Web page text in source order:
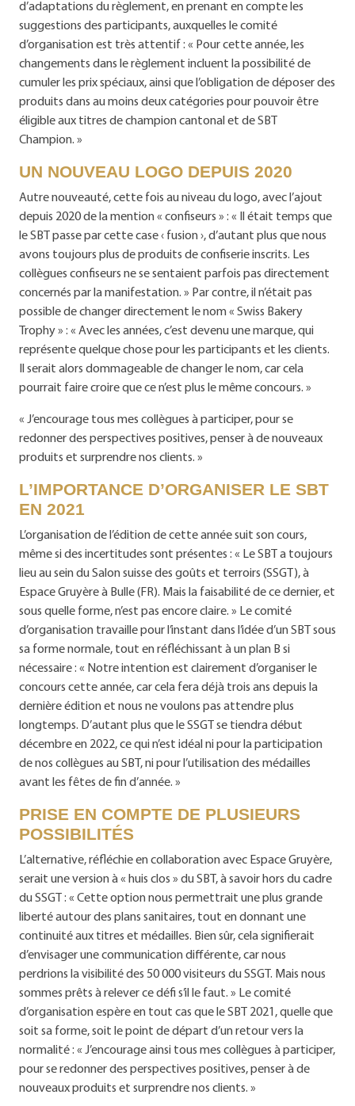
d’adaptations du règlement, en prenant en compte les
suggestions des participants, auxquelles le comité
d’organisation est très attentif : « Pour cette année, les
changements dans le règlement incluent la possibilité de
cumuler les prix spéciaux, ainsi que l’obligation de déposer des
produits dans au moins deux catégories pour pouvoir être
éligible aux titres de champion cantonal et de SBT
Champion. »
UN NOUVEAU LOGO DEPUIS 2020
Autre nouveauté, cette fois au niveau du logo, avec l’ajout
depuis 2020 de la mention « confiseurs » : « Il était temps que
le SBT passe par cette case ‹ fusion ›, d’autant plus que nous
avons toujours plus de produits de confiserie inscrits. Les
collègues confiseurs ne se sentaient parfois pas directement
concernés par la manifestation. » Par contre, il n’était pas
possible de changer directement le nom « Swiss Bakery
Trophy » : « Avec les années, c’est devenu une marque, qui
représente quelque chose pour les participants et les clients.
Il serait alors dommageable de changer le nom, car cela
pourrait faire croire que ce n’est plus le même concours. »
« J’encourage tous mes collègues à participer, pour se
redonner des perspectives positives, penser à de nouveaux
produits et surprendre nos clients. »
L’IMPORTANCE D’ORGANISER LE SBT
EN 2021
L’organisation de l’édition de cette année suit son cours,
même si des incertitudes sont présentes : « Le SBT a toujours
lieu au sein du Salon suisse des goûts et terroirs (SSGT), à
Espace Gruyère à Bulle (FR). Mais la faisabilité de ce dernier, et
sous quelle forme, n’est pas encore claire. » Le comité
d’organisation travaille pour l’instant dans l’idée d’un SBT sous
sa forme normale, tout en réfléchissant à un plan B si
nécessaire : « Notre intention est clairement d’organiser le
concours cette année, car cela fera déjà trois ans depuis la
dernière édition et nous ne voulons pas attendre plus
longtemps. D’autant plus que le SSGT se tiendra début
décembre en 2022, ce qui n’est idéal ni pour la participation
de nos collègues au SBT, ni pour l’utilisation des médailles
avant les fêtes de fin d’année. »
PRISE EN COMPTE DE PLUSIEURS
POSSIBILITÉS
L’alternative, réfléchie en collaboration avec Espace Gruyère,
serait une version à « huis clos » du SBT, à savoir hors du cadre
du SSGT : « Cette option nous permettrait une plus grande
liberté autour des plans sanitaires, tout en donnant une
continuité aux titres et médailles. Bien sûr, cela signifierait
d’envisager une communication différente, car nous
perdrions la visibilité des 50 000 visiteurs du SSGT. Mais nous
sommes prêts à relever ce défi s’il le faut. » Le comité
d’organisation espère en tout cas que le SBT 2021, quelle que
soit sa forme, soit le point de départ d’un retour vers la
normalité : « J’encourage ainsi tous mes collègues à participer,
pour se redonner des perspectives positives, penser à de
nouveaux produits et surprendre nos clients. »